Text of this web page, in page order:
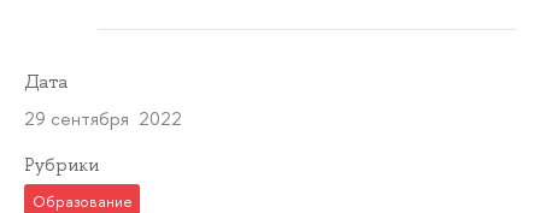
Дата
29 сентября 2022
Рубрики
Образование